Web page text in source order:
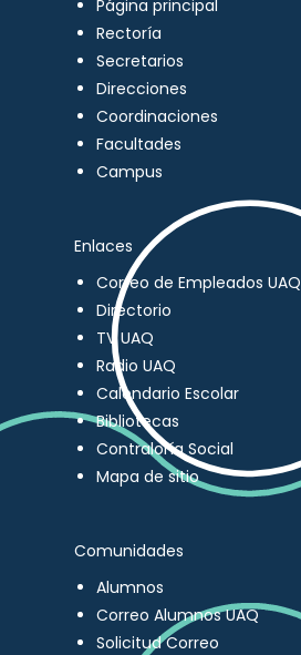
Página principal
Rectoría
Secretarios
Direcciones
Coordinaciones
Facultades
Campus
Enlaces
Correo de Empleados UAQ
Directorio
TV UAQ
Radio UAQ
Calendario Escolar
Bibliotecas
Contraloría Social
Mapa de sitio
Comunidades
Alumnos
Correo Alumnos UAQ
Solicitud Correo